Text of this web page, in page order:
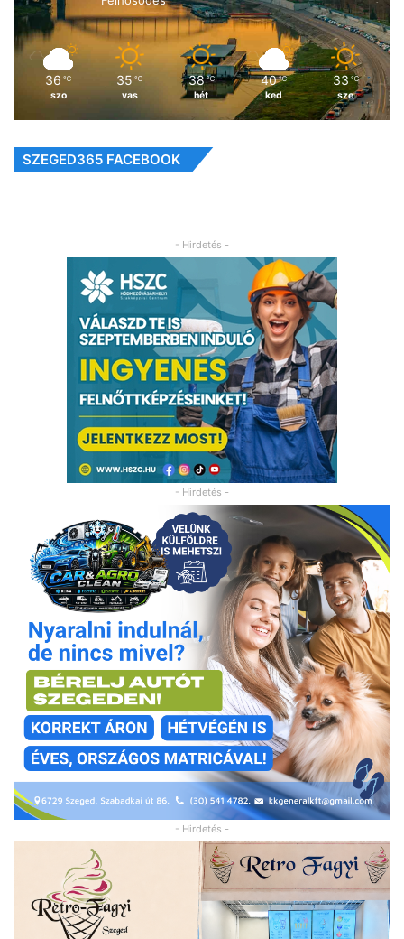
36 ℃
szo
35 ℃
vas
38 ℃
hét
40 ℃
ked
33 ℃
sze
SZEGED365 FACEBOOK
- Hirdetés -
- Hirdetés -
- Hirdetés -